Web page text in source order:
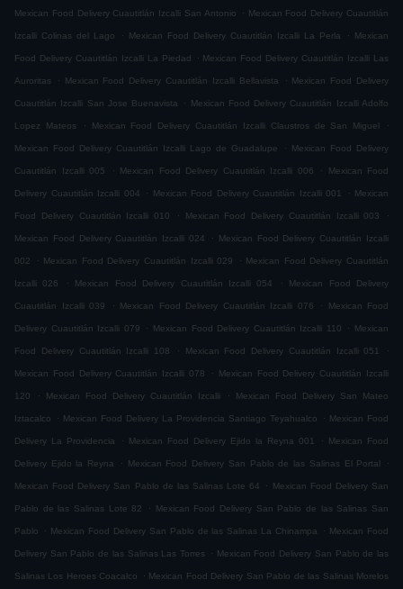
Mexican Food Delivery Cuautitlán Izcalli San Antonio . Mexican Food Delivery Cuautitlán
Izcalli Colinas del Lago . Mexican Food Delivery Cuautitlán Izcalli La Perla . Mexican
Food Delivery Cuautitlán Izcalli La Piedad . Mexican Food Delivery Cuautitlán Izcalli Las
Auroritas . Mexican Food Delivery Cuautitlán Izcalli Bellavista . Mexican Food Delivery
Cuautitlán Izcalli San Jose Buenavista . Mexican Food Delivery Cuautitlán Izcalli Adolfo
Lopez Mateos . Mexican Food Delivery Cuautitlán Izcalli Claustros de San Miguel .
Mexican Food Delivery Cuautitlán Izcalli Lago de Guadalupe . Mexican Food Delivery
Cuautitlán Izcalli 005 . Mexican Food Delivery Cuautitlán Izcalli 006 . Mexican Food
Delivery Cuautitlán Izcalli 004 . Mexican Food Delivery Cuautitlán Izcalli 001 . Mexican
Food Delivery Cuautitlán Izcalli 010 . Mexican Food Delivery Cuautitlán Izcalli 003 .
Mexican Food Delivery Cuautitlán Izcalli 024 . Mexican Food Delivery Cuautitlán Izcalli
002 . Mexican Food Delivery Cuautitlán Izcalli 029 . Mexican Food Delivery Cuautitlán
Izcalli 026 . Mexican Food Delivery Cuautitlán Izcalli 054 . Mexican Food Delivery
Cuautitlán Izcalli 039 . Mexican Food Delivery Cuautitlán Izcalli 076 . Mexican Food
Delivery Cuautitlán Izcalli 079 . Mexican Food Delivery Cuautitlán Izcalli 110 . Mexican
Food Delivery Cuautitlán Izcalli 108 . Mexican Food Delivery Cuautitlán Izcalli 051 .
Mexican Food Delivery Cuautitlán Izcalli 078 . Mexican Food Delivery Cuautitlán Izcalli
120 . Mexican Food Delivery Cuautitlán Izcalli . Mexican Food Delivery San Mateo
Iztacalco . Mexican Food Delivery La Providencia Santiago Teyahualco . Mexican Food
Delivery La Providencia . Mexican Food Delivery Ejido la Reyna 001 . Mexican Food
Delivery Ejido la Reyna . Mexican Food Delivery San Pablo de las Salinas El Portal .
Mexican Food Delivery San Pablo de las Salinas Lote 64 . Mexican Food Delivery San
Pablo de las Salinas Lote 82 . Mexican Food Delivery San Pablo de las Salinas San
Pablo . Mexican Food Delivery San Pablo de las Salinas La Chinampa . Mexican Food
Delivery San Pablo de las Salinas Las Torres . Mexican Food Delivery San Pablo de las
Salinas Los Heroes Coacalco . Mexican Food Delivery San Pablo de las Salinas Morelos